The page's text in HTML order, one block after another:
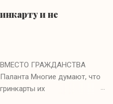
и не
ГРАЖДАНСТВА
Многие думают, что
их